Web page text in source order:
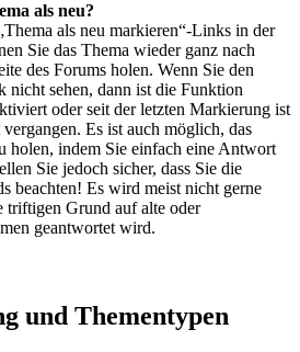
als neu?
als neu markieren“-Links in der
Sie das Thema wieder ganz nach
des Forums holen. Wenn Sie den
nicht sehen, dann ist die Funktion
oder seit der letzten Markierung ist
Es ist auch möglich, das
holen, indem Sie einfach eine Antwort
Sie jedoch sicher, dass Sie die
beachten! Es wird meist nicht gerne
triftigen Grund auf alte oder
geantwortet wird.
und Thementypen